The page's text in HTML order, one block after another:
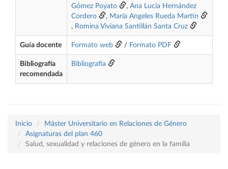
Gómez Poyato
, Ana Lucía Hernández
Cordero
, María Angeles Rueda Martín
, Romina Viviana Santillán Santa Cruz
Guía docente Formato web / Formato PDF
Bibliografía
recomendada
Bibliografía
Inicio
Máster Universitario en Relaciones de Género
Asignaturas del plan 460
Salud, sexualidad y relaciones de género en la familia